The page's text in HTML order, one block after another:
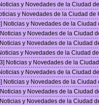
y Novedades de la Ciudad
y Novedades de la Ciudad de
Noticias y Novedades de la
y Novedades de la Ciudad
y Novedades de la Ciudad
y Novedades de la Ciudad
Noticias y Novedades de la
y Novedades de la Ciudad
Noticias y Novedades de la
y Novedades de la Ciudad
y Novedades de la Ciudad